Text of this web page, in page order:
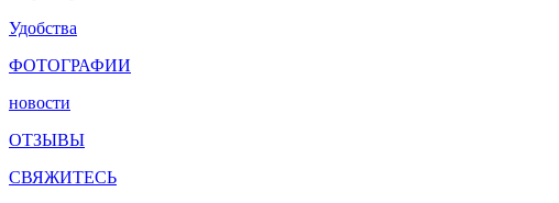
Удобства
ФОТОГРАФИИ
новости
ОТЗЫВЫ
СВЯЖИТЕСЬ